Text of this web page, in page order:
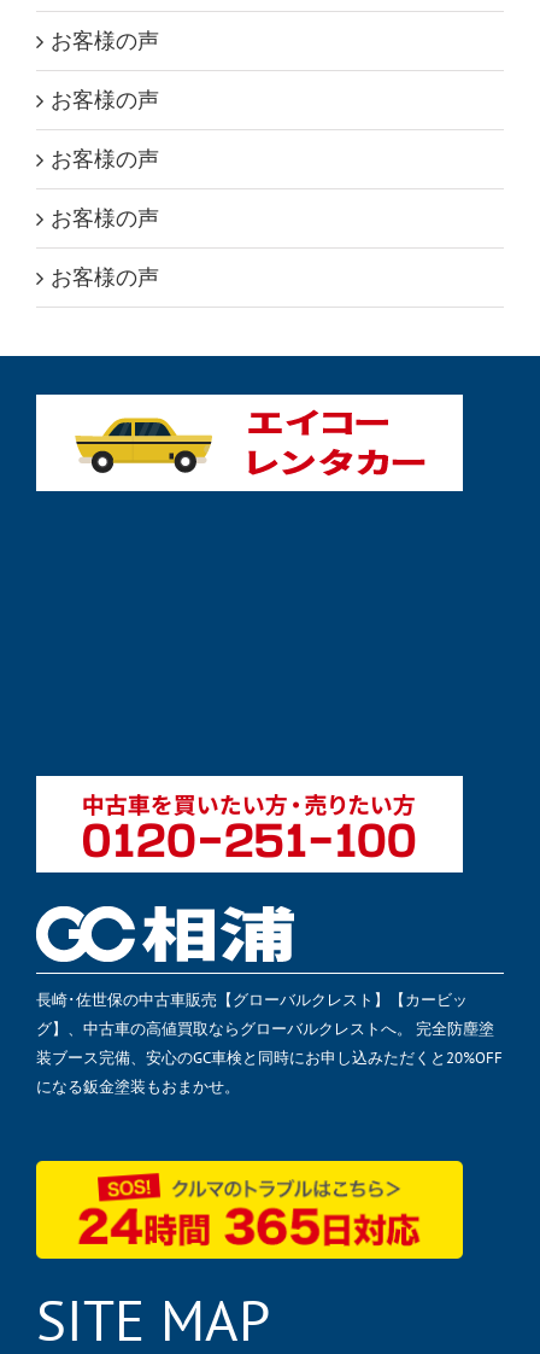
お客様の声
お客様の声
お客様の声
お客様の声
お客様の声
長崎･佐世保の中古車販売【グローバルクレスト】【カービッ
グ】、中古車の高値買取ならグローバルクレストへ。 完全防塵塗
装ブース完備、安心のGC車検と同時にお申し込みただくと20%OFF
になる鈑金塗装もおまかせ。
SITE MAP